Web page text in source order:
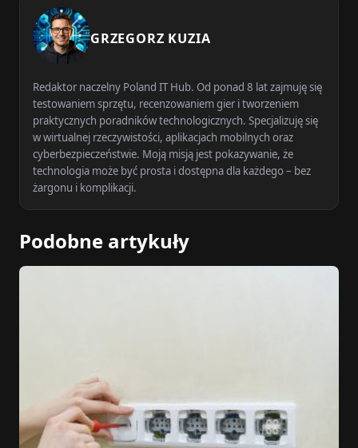
GRZEGORZ KUZIA
Redaktor naczelny Poland IT Hub. Od ponad 8 lat zajmuję się
testowaniem sprzętu, recenzowaniem gier i tworzeniem
praktycznych poradników technologicznych. Specjalizuję się
w wirtualnej rzeczywistości, aplikacjach mobilnych oraz
cyberbezpieczeństwie. Moją misją jest pokazywanie, że
technologia może być prosta i dostępna dla każdego – bez
żargonu i komplikacji.
Podobne artykuły